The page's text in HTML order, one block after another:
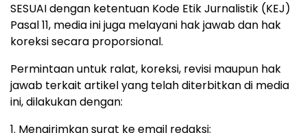
SESUAI dengan ketentuan Kode Etik Jurnalistik (KEJ)
Pasal 11, media ini juga melayani hak jawab dan hak
koreksi secara proporsional.
Permintaan untuk ralat, koreksi, revisi maupun hak
jawab terkait artikel yang telah diterbitkan di media
ini, dilakukan dengan:
1. Mengirimkan surat ke email redaksi: